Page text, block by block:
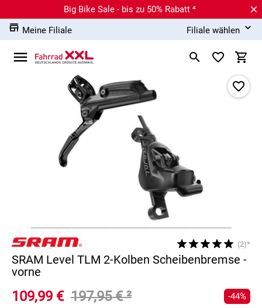
Big Bike Sale - bis zu 50% Rabatt ⁴
Meine Filiale
Filiale wählen
(2)*
SRAM Level TLM 2-Kolben Scheibenbremse -
vorne
109,99 € 197,95 €² -44%